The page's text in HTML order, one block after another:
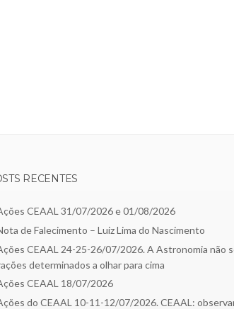
RECENTES
CEAAL 31/07/2026 e 01/08/2026
de Falecimento – Luiz Lima do Nascimento
CEAAL 24-25-26/07/2026. A Astronomia não
determinados a olhar para cima
CEAAL 18/07/2026
do CEAAL 10-11-12/07/2026. CEAAL: